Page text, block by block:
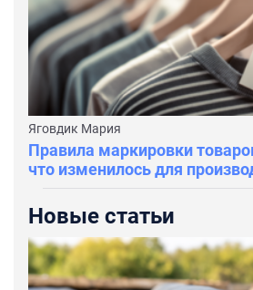
Яговдик Мария
Правила маркировки
что изменилось для
Новые статьи